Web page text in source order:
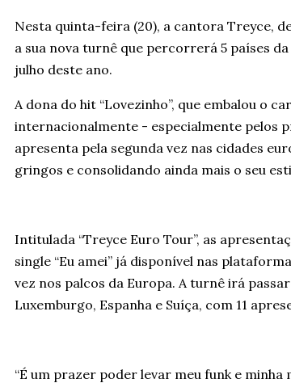
Nesta quinta-feira (20), a cantora Treyce,
a sua nova turnê que percorrerá 5 países
julho deste ano.
A dona do hit “Lovezinho”, que embalou o
internacionalmente - especialmente pelos
apresenta pela segunda vez nas cidades
gringos e consolidando ainda mais o seu
Intitulada “Treyce Euro Tour”, as
single “Eu amei” já disponível nas
vez nos palcos da Europa. A turnê irá
Luxemburgo, Espanha e Suíça, com 11
“É um prazer poder levar meu funk e